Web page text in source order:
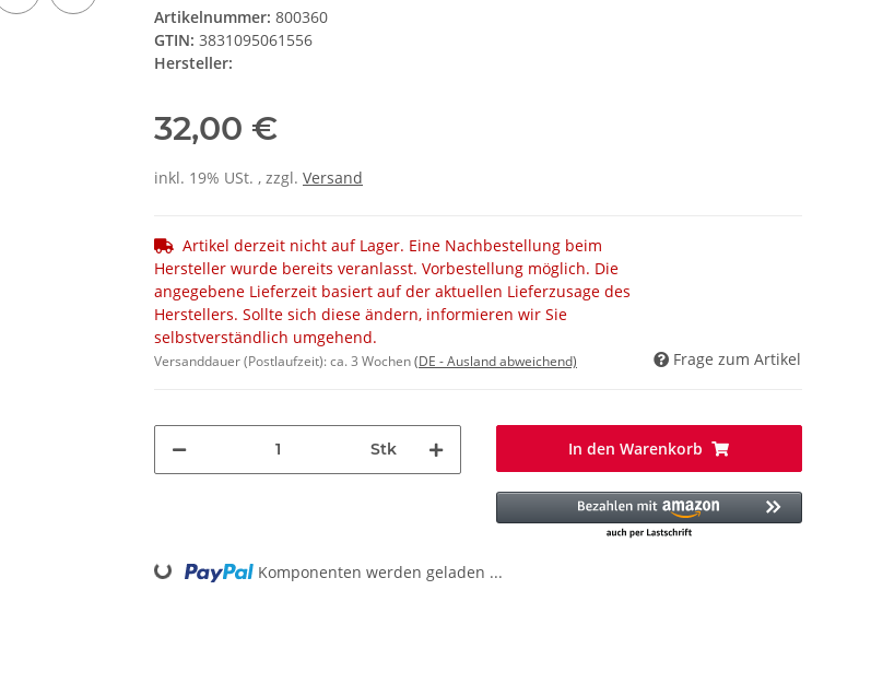
Artikelnummer: 800360
GTIN: 3831095061556
Hersteller:
32,00 €
inkl. 19% USt. , zzgl. Versand
Artikel derzeit nicht auf Lager. Eine Nachbestellung beim
Hersteller wurde bereits veranlasst. Vorbestellung möglich. Die
angegebene Lieferzeit basiert auf der aktuellen Lieferzusage des
Herstellers. Sollte sich diese ändern, informieren wir Sie
selbstverständlich umgehend.
Versanddauer (Postlaufzeit):ca. 3 Wochen(DE - Ausland abweichend) Frage zum Artikel
Stk In den Warenkorb
Loading... Komponenten werden geladen ...